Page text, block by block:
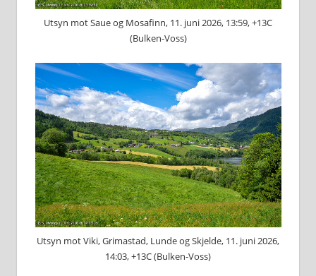
Utsyn mot Saue og Mosafinn, 11. juni 2026, 13:59, +13C
(Bulken-Voss)
Utsyn mot Viki, Grimastad, Lunde og Skjelde, 11. juni 2026,
14:03, +13C (Bulken-Voss)